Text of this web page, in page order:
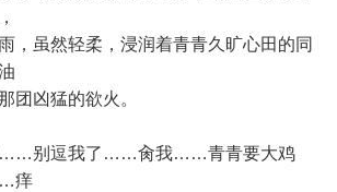
，虽然轻柔，浸润着青青久旷心田的同
团凶猛的欲火。
逗我了……肏我……青青要大鸡
痒